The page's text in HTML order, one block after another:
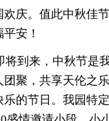
欢庆。值此中秋佳
安！
将到来，中秋节是
聚，共享天伦之
的节日。我园特